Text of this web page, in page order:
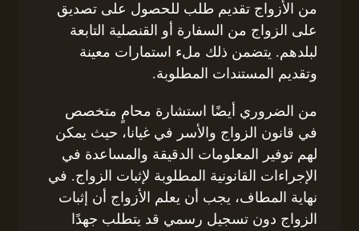
من الأزواج تقديم طلب للحصول على تصديق
على الزواج من السفارة أو القنصلية التابعة
لبلدهم. يتضمن ذلك ملء استمارات معينة
وتقديم المستندات المطلوبة.
من الضروري أيضًا استشارة محامٍ متخصص
في قانون الزواج والأسر في غيانا، حيث يمكن
لهم توفير المعلومات الدقيقة والمساعدة في
الإجراءات القانونية المطلوبة لإثبات الزواج. في
نهاية المطاف، يجب أن يعلم الأزواج أن إثبات
الزواج دون تسجيل رسمي قد يتطلب جهدًا